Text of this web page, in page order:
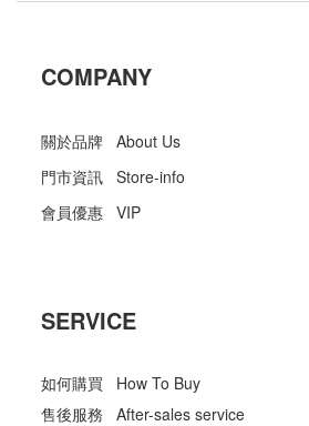
COMPANY
關於品牌 About Us
門市資訊 Store-info
會員優惠 VIP
SERVICE
如何購買 How To Buy
售後服務 After-sales service